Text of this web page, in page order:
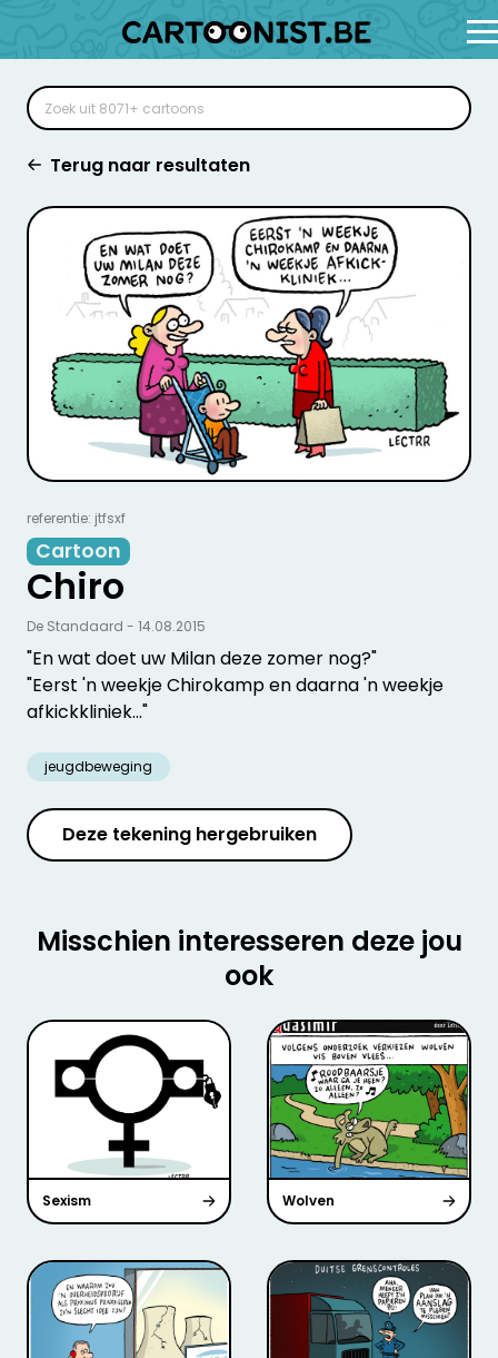
Terug naar resultaten
referentie: jtfsxf
Cartoon
Chiro
"En wat doet uw Milan deze zomer nog?"
"Eerst 'n weekje Chirokamp en daarna 'n weekje
afkickkliniek..."
jeugdbeweging
De Standaard - 14.08.2015
Deze tekening hergebruiken
Misschien interesseren deze jou
ook
Sexism Wolven